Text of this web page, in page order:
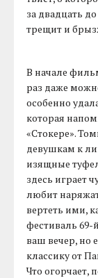
за двадцать
трещит и
В начале
раз даже
особенно
которая
«Стокере».
девушкам к
изящные
здесь играет
любит
вертеть ими,
фестиваль 69-
ваш вечер, но
классику от
Что огорчает,